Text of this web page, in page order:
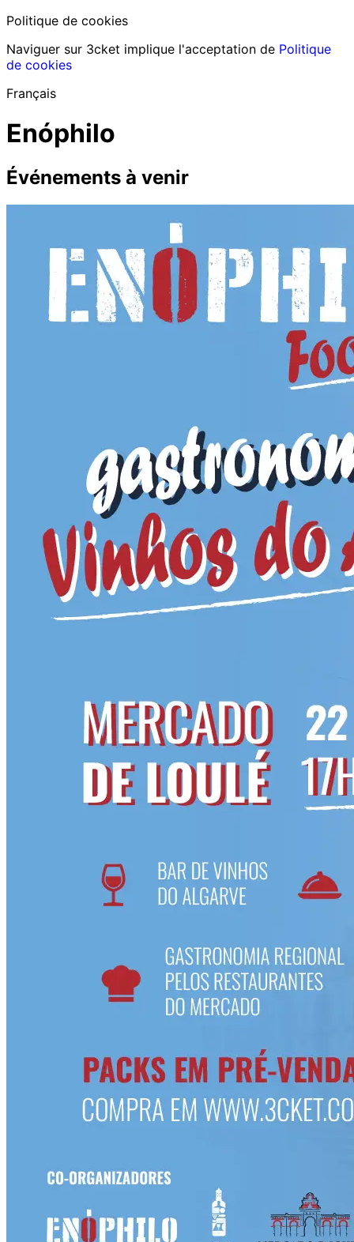
Politique de cookies
Naviguer sur 3cket implique l'acceptation de Politique
de cookies
Français
Enóphilo
Événements à venir